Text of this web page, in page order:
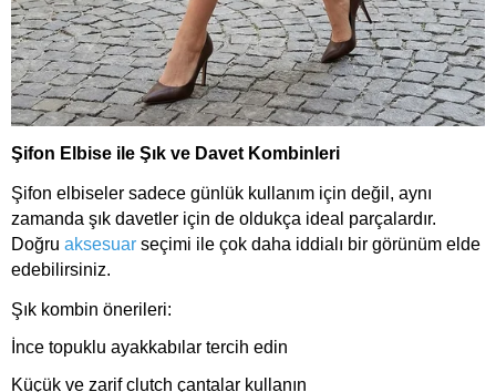
Şifon Elbise ile Şık ve Davet Kombinleri
Şifon elbiseler sadece günlük kullanım için değil, aynı
zamanda şık davetler için de oldukça ideal parçalardır.
Doğru aksesuar seçimi ile çok daha iddialı bir görünüm elde
edebilirsiniz.
Şık kombin önerileri:
İnce topuklu ayakkabılar tercih edin
Küçük ve zarif clutch çantalar kullanın